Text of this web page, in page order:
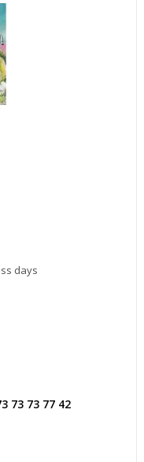
days
73 73 77 42